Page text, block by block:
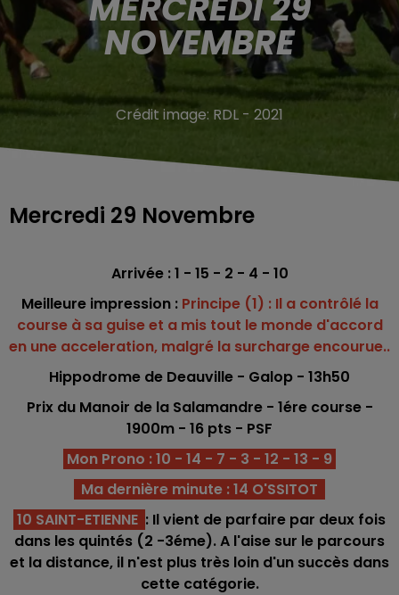
NOVEMBRE
Crédit image: RDL - 2021
Mercredi 29 Novembre
Arrivée : 1 - 15 - 2 - 4 - 10
Meilleure impression :Principe (1) : Il a contrôlé la
course à sa guise et a mis tout le monde d'accord
en une acceleration, malgré la surcharge encourue..
Hippodrome de Deauville - Galop - 13h50
Prix du Manoir de la Salamandre - 1ére course -
1900m - 16 pts - PSF
Mon Prono : 10 - 14 - 7 - 3 - 12 - 13 - 9
Ma dernière minute : 14 O'SSITOT
10 SAINT-ETIENNE : Il vient de parfaire par deux fois
dans les quintés (2 -3éme). A l'aise sur le parcours
et la distance, il n'est plus très loin d'un succès dans
cette catégorie.